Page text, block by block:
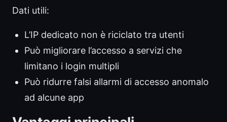
Dati utili:
L’IP dedicato non è riciclato tra utenti
Può migliorare l’accesso a servizi che
limitano i login multipli
Può ridurre falsi allarmi di accesso anomalo
ad alcune app